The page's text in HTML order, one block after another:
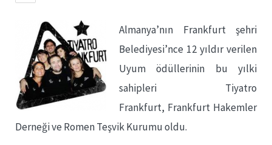
Almanya’nın Frankfurt şehri
Belediyesi’nce 12 yıldır verilen
Uyum ödüllerinin bu yılki
sahipleri Tiyatro
Frankfurt, Frankfurt Hakemler
Derneği ve Romen Teşvik Kurumu oldu.